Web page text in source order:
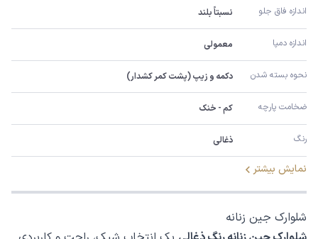
اندازه فاق جلو نسبتاً بلند
اندازه دمپا معمولی
نحوه بسته شدن دکمه و زیپ (پشت کمر کشدار)
ضخامت پارچه کم - خنک
رنگ ذغالی
نمایش بیشتر
شلوارک جین زنانه